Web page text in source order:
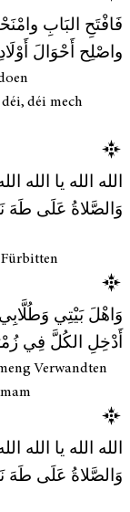
فَافْتَحِ البَابِ
واصْلِح أَحْوَالَ
déi mech
الله الله يا الله
وَالصَّلاةُ عَلَى طَهَ
وَاهْلَ بَيْتِي
أَدْخِلِ الكُلَّ فِي
Verwandten
الله الله يا الله
وَالصَّلاةُ عَلَى طَهَ